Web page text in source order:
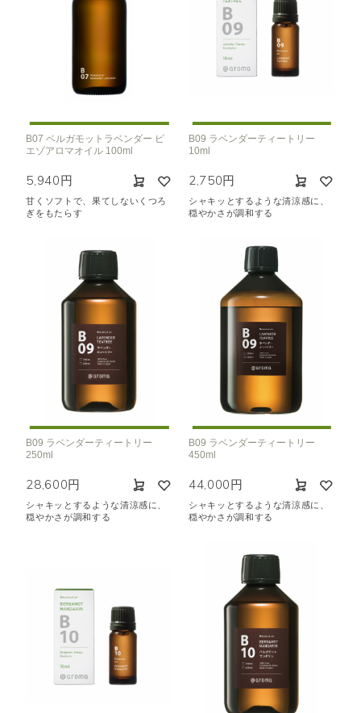
B07 ベルガモットラベンダー ピ
エゾアロマオイル 100ml
5,940円
甘くソフトで、果てしないくつろ
ぎをもたらす
B09 ラベンダーティートリー
10ml
2,750円
シャキッとするような清涼感に、
穏やかさが調和する
B09 ラベンダーティートリー
250ml
28,600円
シャキッとするような清涼感に、
穏やかさが調和する
B09 ラベンダーティートリー
450ml
44,000円
シャキッとするような清涼感に、
穏やかさが調和する